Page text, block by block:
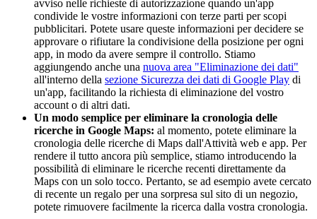
avviso nelle richieste di autorizzazione quando un'app
condivide le vostre informazioni con terze parti per scopi
pubblicitari. Potete usare queste informazioni per decidere se
approvare o rifiutare la condivisione della posizione per ogni
app, in modo da avere sempre il controllo. Stiamo
aggiungendo anche una nuova area "Eliminazione dei dati"
all'interno della sezione Sicurezza dei dati di Google Play di
un'app, facilitando la richiesta di eliminazione del vostro
account o di altri dati.
Un modo semplice per eliminare la cronologia delle
ricerche in Google Maps: al momento, potete eliminare la
cronologia delle ricerche di Maps dall'Attività web e app. Per
rendere il tutto ancora più semplice, stiamo introducendo la
possibilità di eliminare le ricerche recenti direttamente da
Maps con un solo tocco. Pertanto, se ad esempio avete cercato
di recente un regalo per una sorpresa sul sito di un negozio,
potete rimuovere facilmente la ricerca dalla vostra cronologia.